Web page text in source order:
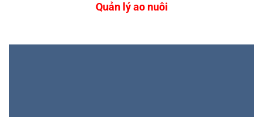
Quản lý ao nuôi